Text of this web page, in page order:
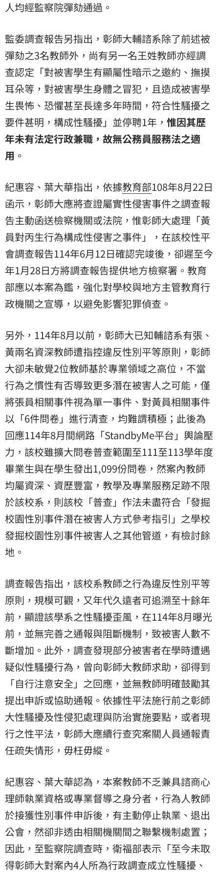
人均經監察院彈劾通過。
監委調查報告另指出，彰師大輔諮系除了前述被
彈劾之3名教師外，尚有另一名王姓教師亦經調
查認定「對被害學生有顯屬性暗示之邀約、撫摸
耳朵等，對被害學生身體之冒犯，且造成被害學
生畏怖、恐懼甚至長達多年時間，符合性騷擾之
要件甚明，構成性騷擾」並停聘1年， 惟因其歷
年未有法定行政兼職，故無公務員服務法之適
用 。
紀惠容、葉大華指出，依據教育部108年8月22日
函示，彰師大應將查證屬實性侵害事件之調查報
告主動函送檢察機關或法院，惟彰師大處理「黃
員對丙生行為構成性侵害之事件」，在該校性平
會調查報告114年6月12日確認完竣後，卻遲至今
年1月28日方將調查報告提供地方檢察署。教育
部應以本案為鑑，強化對學校與地方主管教育行
政機關之宣導，以避免影響犯罪偵查。
另外，114年8月以前，彰師大已知輔諮系有張、
黃兩名資深教師遭指控違反性別平等原則，彰師
大卻未敏覺2位教師基於專業領域之高位，不當
行為之慣性有否導致更多潛在被害人之可能，僅
將張員相關事件視為單一事件、對黃員相關事件
以「6件問卷」進行清查，均難謂積極；此後為
回應114年8月間網路「StandbyMe平台」輿論壓
力，該校雖擴大問卷普查範圍至111至113學年度
畢業生與在學生發出1,099份問卷，然案內教師
均屬資深、資歷豐富，教學及專業服務足跡不限
於該校系，則該校「普查」作法未盡符合「發掘
校園性別事件潛在被害人方式參考指引」之學校
發掘校園性別事件被害人之其他管道，有檢討餘
地。
調查報告指出，該校系教師之行為違反性別平等
原則，規模可觀，又年代久遠者可追溯至十餘年
前，顯證該學系之性騷擾歪風，在114年8月曝光
前，並無完善之通報與阻斷機制，致被害人數不
斷增加。此外，調查發現部分被害者在學時遭遇
疑似性騷擾行為，曾向彰師大教師求助，卻得到
「自行注意安全」之回應，並無教師明確鼓勵其
提出申訴或協助通報。依據性平法施行前之彰師
大性騷擾及性侵犯處理與防治實施要點，或者現
行之性平法，彰師大應續行查究案關人員通報責
任疏失情形，毋枉毋縱。
紀惠容、葉大華認為，本案教師不乏兼具諮商心
理師執業資格或專業督導之身分者，行為人教師
於接獲性別事件申訴後，有主動停止執業、退出
公會，然卻非透由相關機關間之聯繫機制處置；
因此，至監察院調查時，衛福部表示「至今未取
得彰師大對案內4人所為行政調查成立性騷擾、